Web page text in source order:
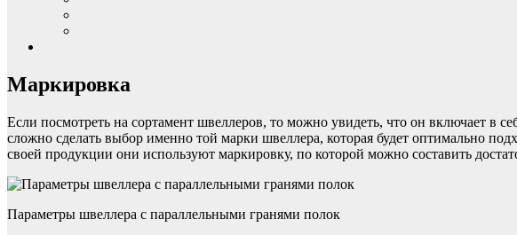
Маркировка
Если посмотреть на сортамент швеллеров, то можно увидеть, что он включает в
сложно сделать выбор именно той марки швеллера, которая будет оптимально
своей продукции они используют маркировку, по которой можно составить
Параметры швеллера с параллельными гранями полок